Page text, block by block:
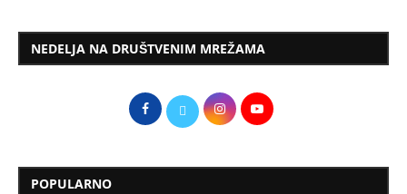
NEDELJA NA DRUŠTVENIM MREŽAMA
POPULARNO